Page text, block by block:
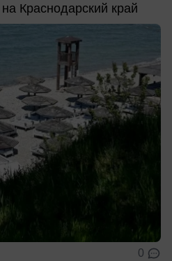
Краснодарский край
0